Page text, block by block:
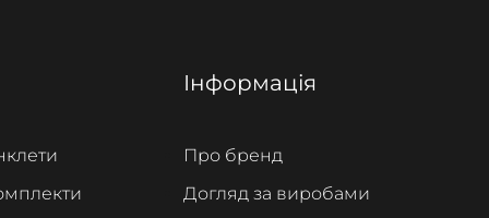
Інформація
Про бренд
Догляд за виробами